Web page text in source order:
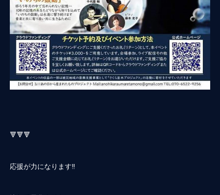
🔻🔻🔻
応援が力になります‼️